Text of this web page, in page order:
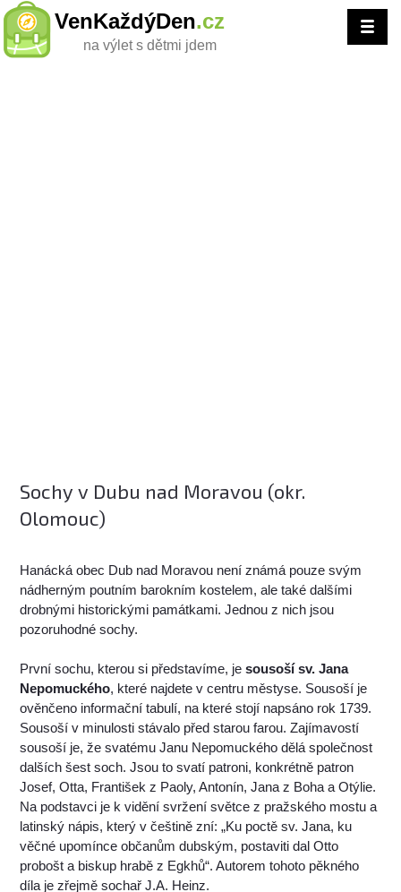
VenKaždýDen.cz
na výlet s dětmi jdem
Sochy v Dubu nad Moravou (okr.
Olomouc)
Hanácká obec Dub nad Moravou není známá pouze svým
nádherným poutním barokním kostelem, ale také dalšími
drobnými historickými památkami. Jednou z nich jsou
pozoruhodné sochy.
První sochu, kterou si představíme, jesousoší sv. Jana
Nepomuckého, které najdete v centru městyse. Sousoší je
ověnčeno informační tabulí, na které stojí napsáno rok 1739.
Sousoší v minulosti stávalo před starou farou. Zajímavostí
sousoší je, že svatému Janu Nepomuckého dělá společnost
dalších šest soch. Jsou to svatí patroni, konkrétně patron
Josef, Otta, František z Paoly, Antonín, Jana z Boha a Otýlie.
Na podstavci je k vidění svržení světce z pražského mostu a
latinský nápis, který v češtině zní: „Ku poctě sv. Jana, ku
věčné upomínce občanům dubským, postaviti dal Otto
probošt a biskup hrabě z Egkhů“. Autorem tohoto pěkného
díla je zřejmě sochař J.A. Heinz.